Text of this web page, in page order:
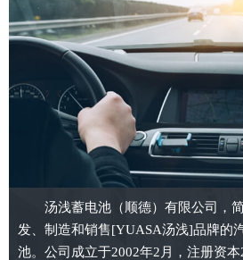
汤浅蓄电池（顺德）有限公司，
发、制造和销售[YUASA汤浅]品牌的
池。公司成立于2002年2月，注册资